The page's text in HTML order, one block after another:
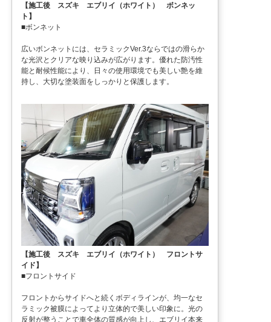
【施工後 スズキ エブリイ（ホワイト） ボンネッ
ト】
■ボンネット
広いボンネットには、セラミックVer.3ならではの滑らか
な光沢とクリアな映り込みが広がります。優れた防汚性
能と耐候性能により、日々の使用環境でも美しい艶を維
持し、大切な塗装面をしっかりと保護します。
【施工後 スズキ エブリイ（ホワイト） フロントサ
イド】
■フロントサイド
フロントからサイドへと続くボディラインが、均一なセ
ラミック被膜によってより立体的で美しい印象に。光の
反射が整うことで車全体の質感が向上し、エブリイ本来